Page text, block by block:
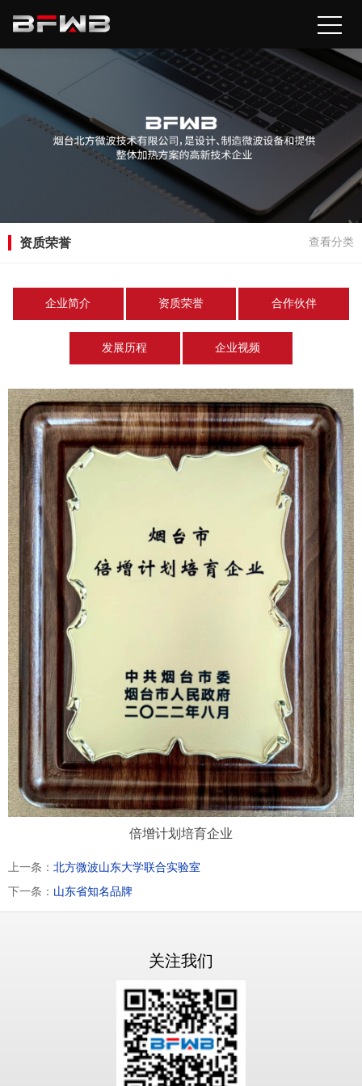
资质荣誉 查看分类
企业简介 资质荣誉 合作伙伴
发展历程 企业视频
倍增计划培育企业
上一条： 北方微波山东大学联合实验室
下一条： 山东省知名品牌
关注我们